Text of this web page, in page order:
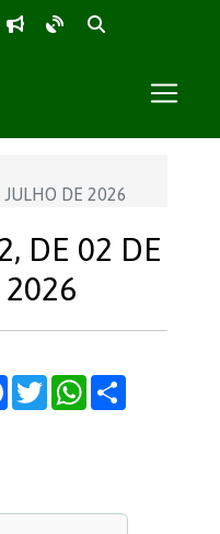
DE 2026
DE 02 DE
Facebook
TwitterWhatsApp